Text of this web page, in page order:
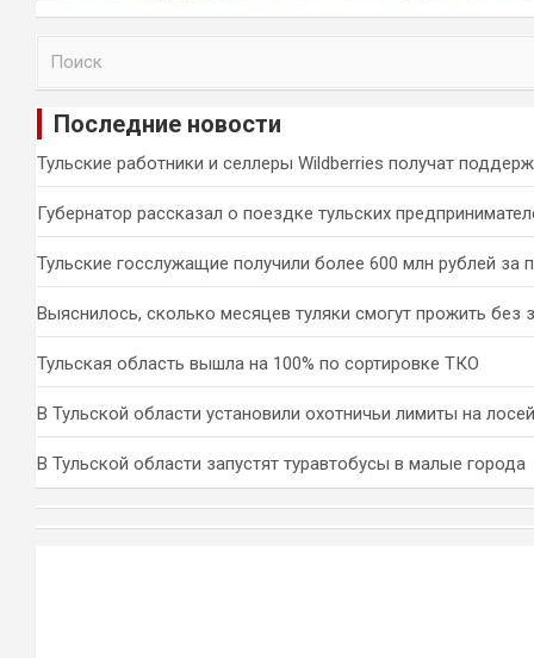
и
Последние новости
Тульские работники и селлеры Wildberries получат
Губернатор рассказал о поездке тульских
Тульские госслужащие получили более 600 млн рублей за
Выяснилось, сколько месяцев туляки смогут прожить без
Тульская область вышла на 100% по сортировке ТКО
В Тульской области установили охотничьи лимиты на
В Тульской области запустят туравтобусы в малые города